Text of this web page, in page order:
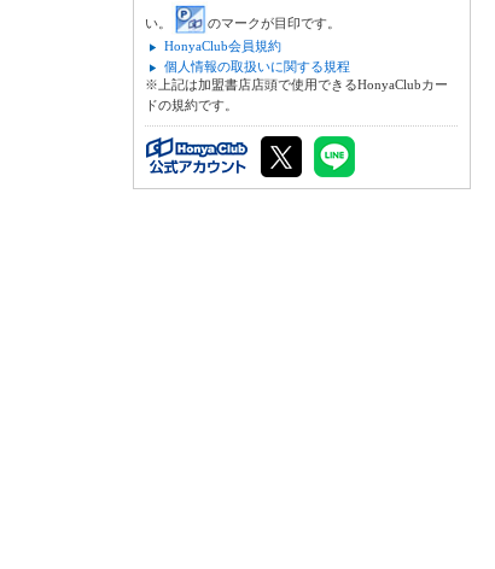
い。
のマークが目印です。
HonyaClub会員規約
個人情報の取扱いに関する規程
※上記は加盟書店店頭で使用できるHonyaClubカー
ドの規約です。